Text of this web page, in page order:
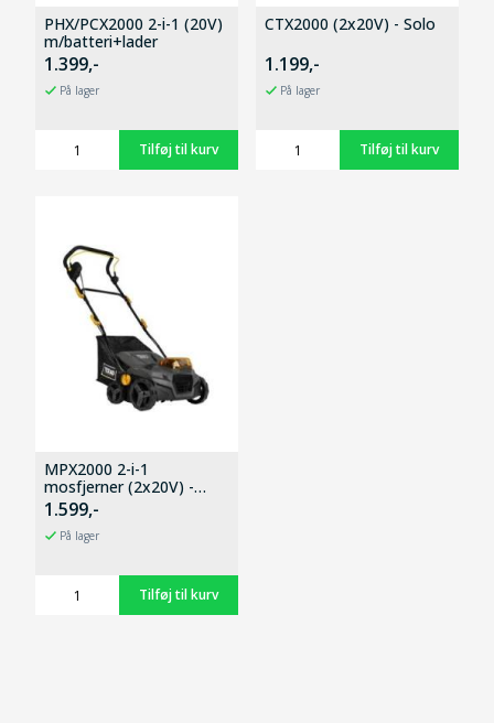
PHX/PCX2000 2-i-1 (20V)
m/batteri+lader
1.399,-
På lager
CTX2000 (2x20V) - Solo
1.199,-
På lager
MPX2000 2-i-1
mosfjerner (2x20V) -
Solo
1.599,-
På lager